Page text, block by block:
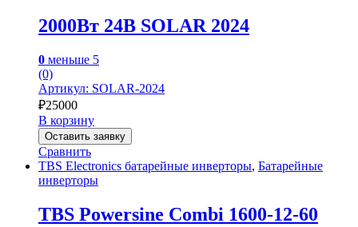
2000Вт 24В SOLAR 2024
0 меньше 5
(0)
Артикул: SOLAR-2024
₽25000
В корзину
Оставить заявку
Сравнить
TBS Electronics батарейные инверторы, Батарейные
инверторы
TBS Powersine Combi 1600-12-60